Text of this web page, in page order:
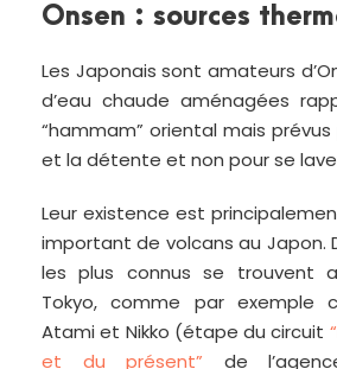
Onsen : sources
Les Japonais sont amateurs
d’eau chaude aménagées
“hammam” oriental mais
et la détente et non pour se
Leur existence est
important de volcans au Japon.
les plus connus se trouvent
Tokyo, comme par exemple
Atami et Nikko (étape du circuit
et du présent” de l’agence